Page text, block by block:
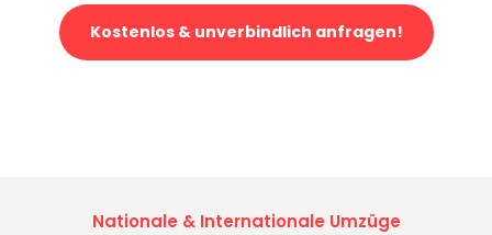
Kostenlos & unverbindlich anfragen!
Nationale & Internationale Umzüge